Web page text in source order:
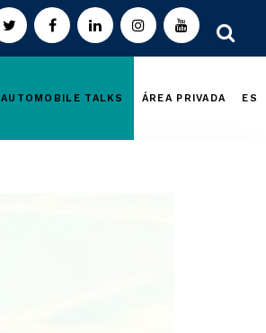
AUTOMOBILE TALKS ÁREA PRIVADA ES